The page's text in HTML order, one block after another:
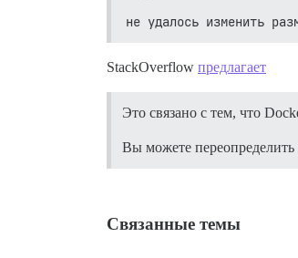
не удалось изменить
StackOverflow предлагает
Это связано с тем, что
Вы можете
Связанные темы